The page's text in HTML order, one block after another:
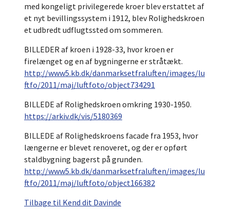
med kongeligt privilegerede kroer blev erstattet af
et nyt bevillingssystem i 1912, blev Rolighedskroen
et udbredt udflugtssted om sommeren.
BILLEDER af kroen i 1928-33, hvor kroen er
firelænget og en af bygningerne er stråtækt.
http://www5.kb.dk/danmarksetfraluften/images/lu
ftfo/2011/maj/luftfoto/object734291
BILLEDE af Rolighedskroen omkring 1930-1950.
https://arkiv.dk/vis/5180369
BILLEDE af Rolighedskroens facade fra 1953, hvor
længerne er blevet renoveret, og der er opført
staldbygning bagerst på grunden.
http://www5.kb.dk/danmarksetfraluften/images/lu
ftfo/2011/maj/luftfoto/object166382
Tilbage til Kend dit Davinde